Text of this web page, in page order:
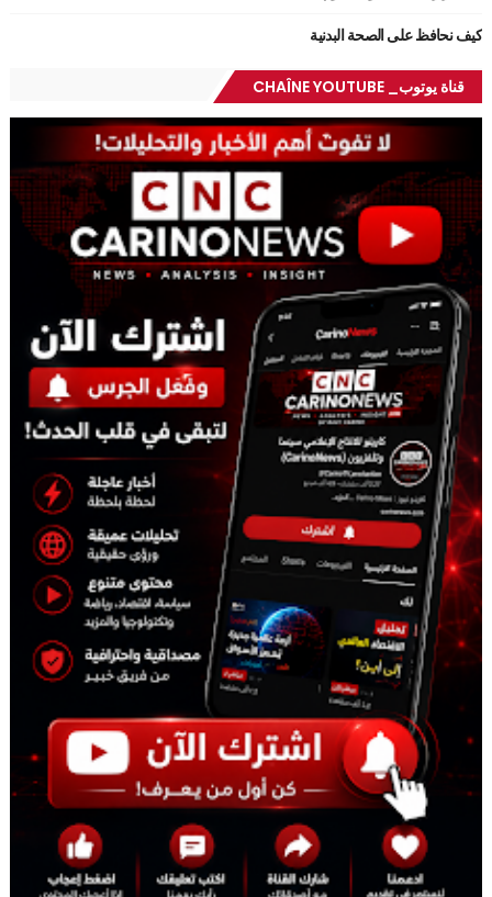
كيف نحافظ على الصحة البدنية
قناة يوتوب_ CHAÎNE YOUTUBE